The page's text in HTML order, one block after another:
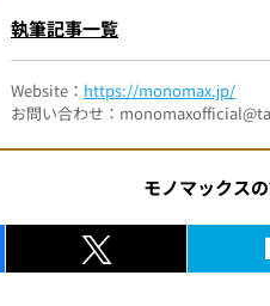
執筆記事一覧
Website： https://monomax.jp/
お問い合わせ：
モノマックス